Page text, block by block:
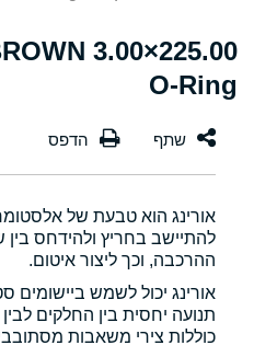
BROWN
O-Ring
אורינג הוא טבעת של
להתיישב בחריץ ולהידחס בין
ההרכבה, וכך ליצור איטום.
אורינג יכול לשמש ביישומים
תנועה יחסית בין החלקים
כוללות צירי משאבות